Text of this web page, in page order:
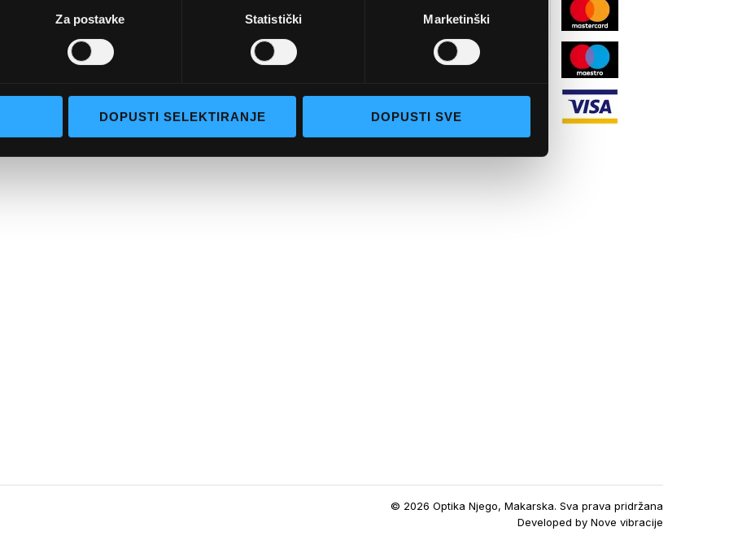
Za postavke Statistički Marketinški
DOPUSTI SELEKTIRANJE DOPUSTI SVE
selection
Napredno pretraživanje
Narudžbe i povrati
© 2026 Optika Njego, Makarska. Sva prava pridržana
Developed byNove vibracije